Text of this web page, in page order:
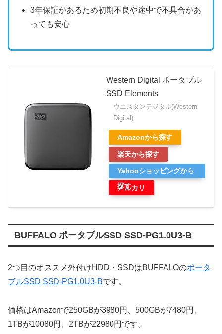
3年保証があるため初期不良や途中で不具合があ
っても安心
Western Digital ポータブル
SSD Elements
ウエスタンデジタル(Western
Digital)
Amazonから探す
楽天から探す
Yahooショッピングから
探す
メルカリ
BUFFALO ポータブルSSD SSD-PG1.0U3-B
2つ目のオススメ外付けHDD・SSDはBUFFALOのポータ
ブルSSD SSD-PG1.0U3-Bです。
価格はAmazonで250GBが3980円、500GBが7480円、
1TBが10080円、2TBが22980円です。